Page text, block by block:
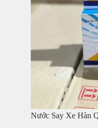
Nước Say Xe Hàn